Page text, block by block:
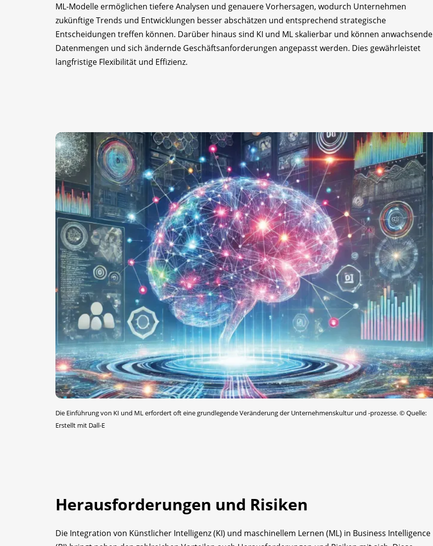
ML-Modelle ermöglichen tiefere Analysen und genauere Vorhersagen, wodurch Unternehmen
zukünftige Trends und Entwicklungen besser abschätzen und entsprechend strategische
Entscheidungen treffen können. Darüber hinaus sind KI und ML skalierbar und können anwachsende
Datenmengen und sich ändernde Geschäftsanforderungen angepasst werden. Dies gewährleistet
langfristige Flexibilität und Effizienz.
Die Einführung von KI und ML erfordert oft eine grundlegende Veränderung der Unternehmenskultur und -prozesse.©Quelle:
Erstellt mit Dall-E
Herausforderungen und Risiken
Die Integration von Künstlicher Intelligenz (KI) und maschinellem Lernen (ML) in Business Intelligence